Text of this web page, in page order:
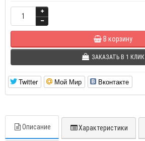
В корзину
ЗАКАЗАТЬ В 1 КЛИК
Twitter Мой Мир Вконтакте
Описание Характеристики